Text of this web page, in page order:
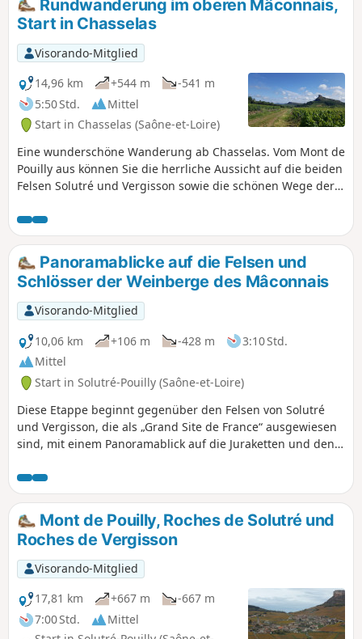
Rundwanderung im oberen Mâconnais,
Start in Chasselas
Visorando-Mitglied
14,96 km
+544 m
-541 m
5:50 Std.
Mittel
Start in Chasselas (Saône-et-Loire)
Eine wunderschöne Wanderung ab Chasselas. Vom Mont de
Pouilly aus können Sie die herrliche Aussicht auf die beiden
Felsen Solutré und Vergisson sowie die schönen Wege der
Weinbaulandschaft sowie die Felder und Wälder der Region
mit der Grange du Bois. Eine sportliche Wanderung, die
Liebhaber der freien Natur begeistern wird.
Panoramablicke auf die Felsen und
Schlösser der Weinberge des Mâconnais
Visorando-Mitglied
10,06 km
+106 m -428 m
3:10 Std.
Mittel
Start in Solutré-Pouilly (Saône-et-Loire)
Diese Etappe beginnt gegenüber den Felsen von Solutré
und Vergisson, die als „Grand Site de France“ ausgewiesen
sind, mit einem Panoramablick auf die Juraketten und den
ökologischem, faunistischem und floristischem Interesse
(ZNIEFF) sowie renommierte Weinberge (Pouilly-Fuissé,
Pouilly-Vinzelles), von denen aus man die Schlösser von
Chasselas und Vinzelles überblickt.
Mont de Pouilly, Roches de Solutré und
Roches de Vergisson
Visorando-Mitglied
17,81 km
+667 m
-667 m
7:00 Std.
Mittel